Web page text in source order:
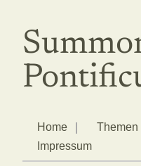
Home Themen
Impressum